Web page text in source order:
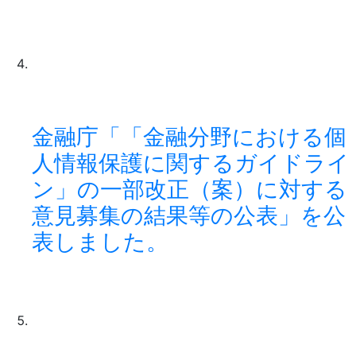
金融庁「「金融分野における個
人情報保護に関するガイドライ
ン」の一部改正（案）に対する
意見募集の結果等の公表」を公
表しました。